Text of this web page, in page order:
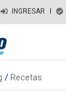
INGRESAR |
/ Recetas